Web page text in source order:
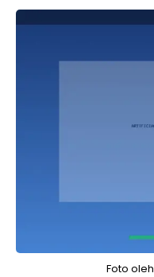
Foto oleh